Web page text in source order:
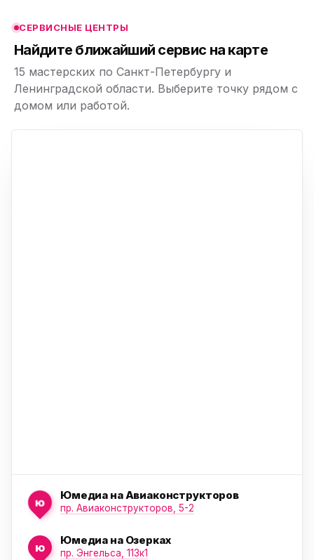
СЕРВИСНЫЕ ЦЕНТРЫ
Найдите ближайший сервис на карте
15 мастерских по Санкт-Петербургу и
Ленинградской области. Выберите точку рядом с
домом или работой.
ю
Юмедиа на Авиаконструкторов
пр. Авиаконструкторов, 5-2
ю
Юмедиа на Озерках
пр. Энгельса, 113к1
ю